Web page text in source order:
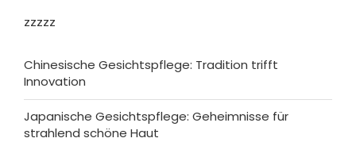
zzzzz
Chinesische Gesichtspflege: Tradition trifft
Innovation
Japanische Gesichtspflege: Geheimnisse für
strahlend schöne Haut